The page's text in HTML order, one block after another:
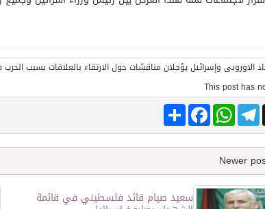
Share
FacebookWhatsAppTelegram
سعيد صيام قائد فلسطيني في قائمة